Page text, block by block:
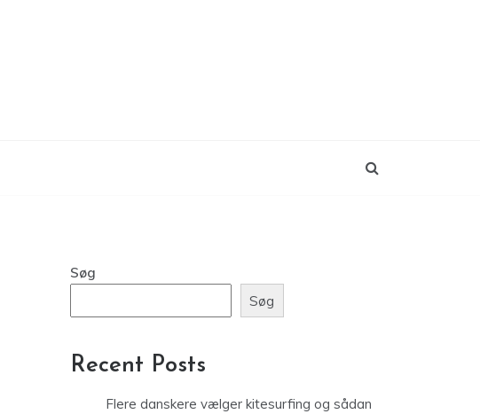
Søg
Søg
Recent Posts
Flere danskere vælger kitesurfing og sådan